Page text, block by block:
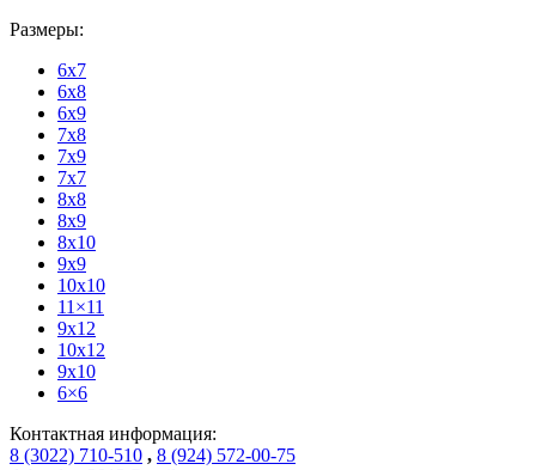
Размеры:
6x7
6x8
6x9
7x8
7x9
7x7
8x8
8x9
8x10
9x9
10x10
11×11
9x12
10x12
9x10
6×6
Контактная информация:
8 (3022) 710-510 , 8 (924) 572-00-75